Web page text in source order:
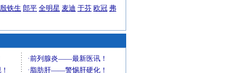
殷铁生 郎平 全明星 麦迪 于芬 欧冠 弗